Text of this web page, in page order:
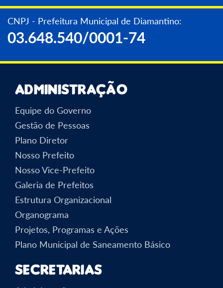
CNPJ - Prefeitura Municipal de Diamantino:
03.648.540/0001-74
Administração
Equipe do Governo
Gestão de Pessoas
Plano Diretor
Nosso Prefeito
Nosso Vice-Prefeito
Galeria de Prefeitos
Estrutura Organizacional
Organograma
Projetos, Programas e Ações
Plano Municipal de Saneamento Básico
Secretarias